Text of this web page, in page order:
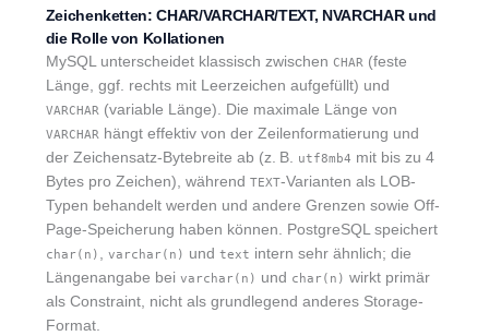
Zeichenketten: CHAR/VARCHAR/TEXT, NVARCHAR und
die Rolle von Kollationen
MySQL unterscheidet klassisch zwischen CHAR(feste
Länge, ggf. rechts mit Leerzeichen aufgefüllt) und
VARCHAR(variable Länge). Die maximale Länge von
VARCHARhängt effektiv von der Zeilenformatierung und
der Zeichensatz-Bytebreite ab (z. B. utf8mb4 mit bis zu 4
Bytes pro Zeichen), während TEXT-Varianten als LOB-
Typen behandelt werden und andere Grenzen sowie Off-
Page-Speicherung haben können. PostgreSQL speichert
char(n) , varchar(n) und text intern sehr ähnlich; die
Längenangabe bei varchar(n) und char(n) wirkt primär
als Constraint, nicht als grundlegend anderes Storage-
Format.